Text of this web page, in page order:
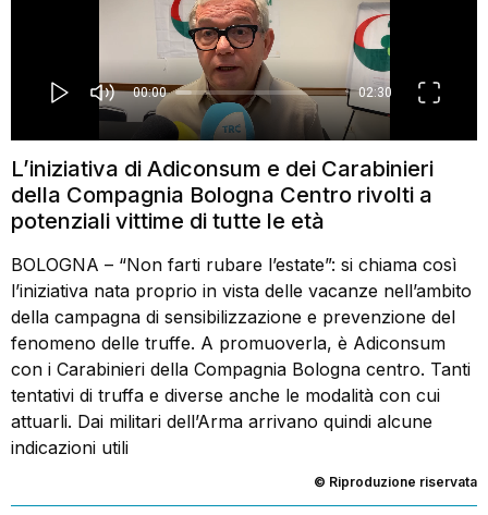
L’iniziativa di Adiconsum e dei Carabinieri
della Compagnia Bologna Centro rivolti a
potenziali vittime di tutte le età
BOLOGNA – “Non farti rubare l’estate”: si chiama così
l’iniziativa nata proprio in vista delle vacanze nell’ambito
della campagna di sensibilizzazione e prevenzione del
fenomeno delle truffe. A promuoverla, è Adiconsum
con i Carabinieri della Compagnia Bologna centro. Tanti
tentativi di truffa e diverse anche le modalità con cui
attuarli. Dai militari dell’Arma arrivano quindi alcune
indicazioni utili
© Riproduzione riservata